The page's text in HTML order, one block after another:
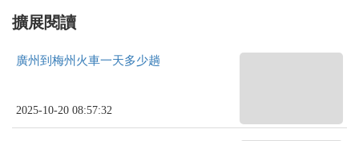
擴展閱讀
廣州到梅州火車一天多少趟
2025-10-20 08:57:32